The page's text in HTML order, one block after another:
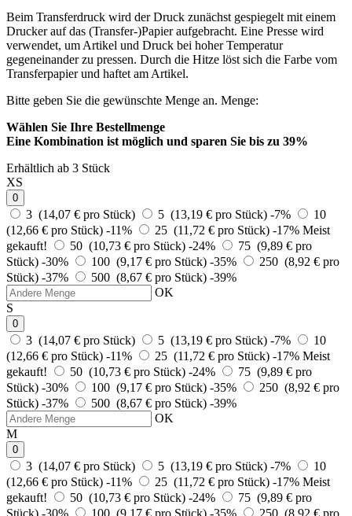
Beim Transferdruck wird der Druck zunächst gespiegelt mit einem
Drucker auf das (Transfer-)Papier aufgebracht. Eine Presse wird
verwendet, um Artikel und Druck bei hoher Temperatur
gegeneinander zu pressen. Durch die Hitze löst sich die Farbe vom
Transferpapier und haftet am Artikel.
Bitte geben Sie die gewünschte Menge an. Menge:
Wählen Sie Ihre Bestellmenge
Eine Kombination ist möglich und sparen Sie bis zu 39%
Erhältlich ab 3 Stück
XS
0
3 (14,07 € pro Stück) 5 (13,19 € pro Stück) -7%
10
(12,66 € pro Stück) -11% 25 (11,72 € pro Stück) -17% Meist
gekauft!
50 (10,73 € pro Stück) -24%
75 (9,89 € pro
Stück) -30% 100 (9,17 € pro Stück) -35%
250 (8,92 € pro
Stück) -37% 500 (8,67 € pro Stück) -39%
OK
S
0
3 (14,07 € pro Stück) 5 (13,19 € pro Stück) -7%
10
(12,66 € pro Stück) -11% 25 (11,72 € pro Stück) -17% Meist
gekauft!
50 (10,73 € pro Stück) -24%
75 (9,89 € pro
Stück) -30% 100 (9,17 € pro Stück) -35%
250 (8,92 € pro
Stück) -37% 500 (8,67 € pro Stück) -39%
OK
M
0
3 (14,07 € pro Stück) 5 (13,19 € pro Stück) -7%
10
(12,66 € pro Stück) -11% 25 (11,72 € pro Stück) -17% Meist
gekauft!
50 (10,73 € pro Stück) -24%
75 (9,89 € pro